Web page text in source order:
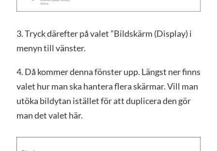
3. Tryck därefter på valet ”Bildskärm (Display) i
menyn till vänster.
4. Då kommer denna fönster upp. Längst ner finns
valet hur man ska hantera flera skärmar. Vill man
utöka bildytan istället för att duplicera den gör
man det valet här.